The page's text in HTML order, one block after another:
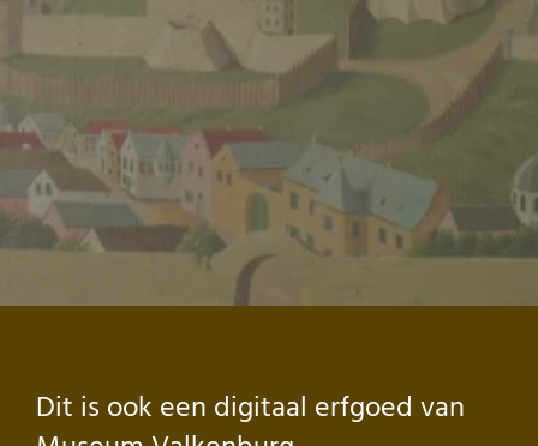
Dit is ook een digitaal erfgoed van